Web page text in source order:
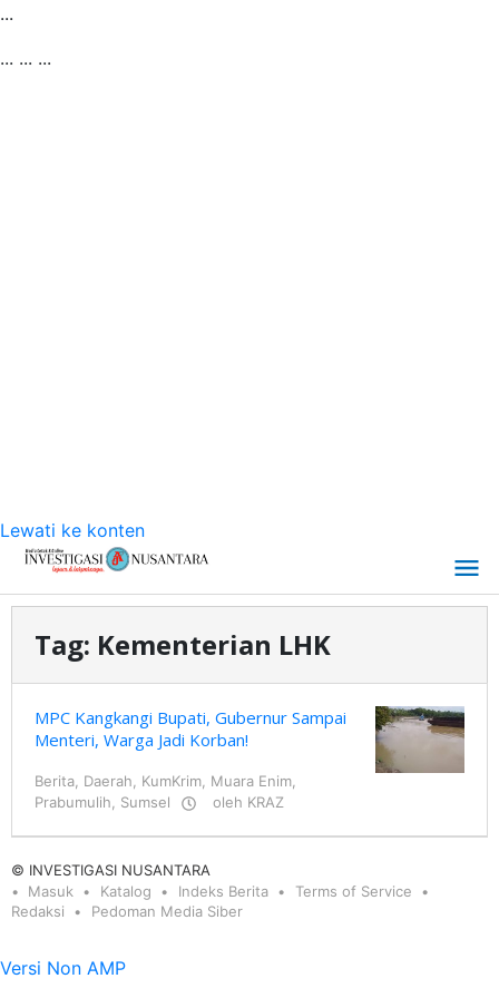
...
... ... ...
Lewati ke konten
Tag: Kementerian LHK
MPC Kangkangi Bupati, Gubernur Sampai
Menteri, Warga Jadi Korban!
Berita Daerah KumKrim Muara Enim
Prabumulih
Sumsel oleh KRAZ
© INVESTIGASI NUSANTARA
Masuk
Katalog Indeks Berita
Terms of Service
Redaksi
Pedoman Media Siber
Versi Non AMP